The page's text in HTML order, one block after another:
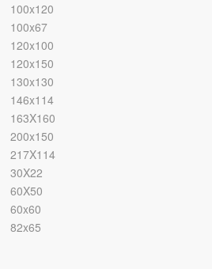
100x120
100x67
120x100
120x150
130x130
146x114
163X160
200x150
217X114
30X22
60X50
60x60
82x65